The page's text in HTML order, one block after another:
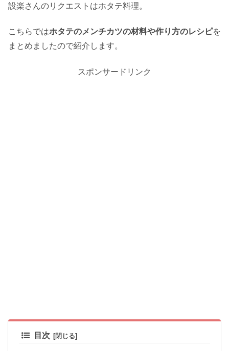
設楽さんのリクエストはホタテ料理。
こちらではホタテのメンチカツの材料や作り方のレシピを
まとめましたので紹介します。
スポンサードリンク
目次